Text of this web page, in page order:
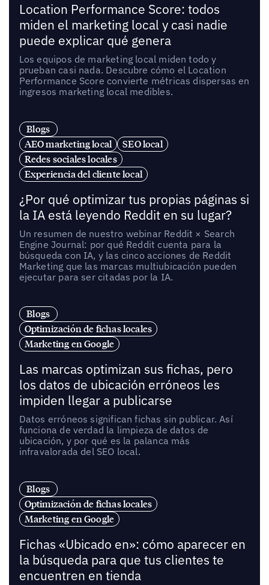
Location Performance Score: todos
miden el marketing local y casi nadie
puede explicar qué genera
Los equipos de marketing local miden todo y
prueban casi nada. Descubre cómo el Location
Performance Score convierte métricas dispersas en
ingresos marketing local medibles.
Blogs
AEO marketing local
SEO local
Redes sociales locales
Experiencia del cliente local
¿Por qué optimizar tus propias páginas si
la IA está leyendo Reddit en su lugar?
Un resumen de nuestro webinar Reddit × Search
Engine Journal: por qué Reddit cuenta para la
búsqueda con IA, y las cinco acciones de Reddit
Marketing que las marcas multiubicación pueden
ejecutar para ser citadas por la IA.
Blogs
Optimización de fichas locales
Marketing en Google
Las marcas optimizan sus fichas, pero
los datos de ubicación erróneos les
impiden llegar a publicarse
Datos erróneos significan fichas sin publicar. Así
funciona de verdad la limpieza de datos de
ubicación, y por qué es la palanca más
infravalorada del SEO local.
Blogs
Optimización de fichas locales
Marketing en Google
Fichas «Ubicado en»: cómo aparecer en
la búsqueda para que tus clientes te
encuentren en tienda